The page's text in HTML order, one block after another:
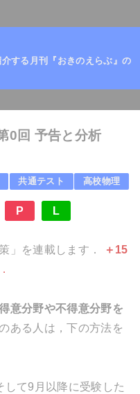
する月刊『おきのえらぶ』の
0回 予告と分析
共通テスト 高校物理
P L
」を連載します．
＋15
．
意分野や不得意分野を
ある人は，下の方法を
て9月以降に受験した